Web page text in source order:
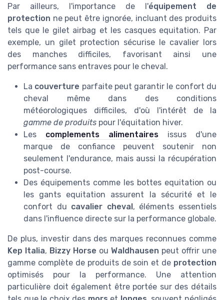
Par ailleurs, l'importance de l'équipement de
protection ne peut être ignorée, incluant des produits
tels que le gilet airbag et les casques equitation. Par
exemple, un gilet protection sécurise le cavalier lors
des manches difficiles, favorisant ainsi une
performance sans entraves pour le cheval.
La couverture parfaite peut garantir le confort du
cheval même dans des conditions
météorologiques difficiles, d'où l'intérêt de la
gamme de produits pour l'équitation hiver.
Les complements alimentaires issus d'une
marque de confiance peuvent soutenir non
seulement l'endurance, mais aussi la récupération
post-course.
Des équipements comme les bottes equitation ou
les gants equitation assurent la sécurité et le
confort du cavalier cheval , éléments essentiels
dans l'influence directe sur la performance globale.
De plus, investir dans des marques reconnues comme
Kep Italia, Bizzy Horse ou Waldhausen peut offrir une
gamme complète de produits de soin et de protection
optimisés pour la performance. Une attention
particulière doit également être portée sur des détails